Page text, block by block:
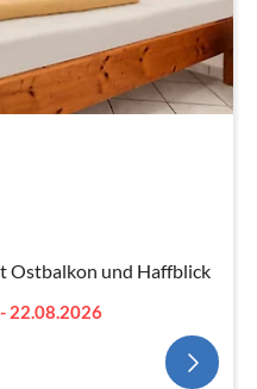
Ostbalkon und Haffblick
22.08.2026